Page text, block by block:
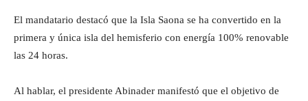
El mandatario destacó que la Isla Saona se ha convertido en la
primera y única isla del hemisferio con energía 100% renovable
las 24 horas.
Al hablar, el presidente Abinader manifestó que el objetivo de